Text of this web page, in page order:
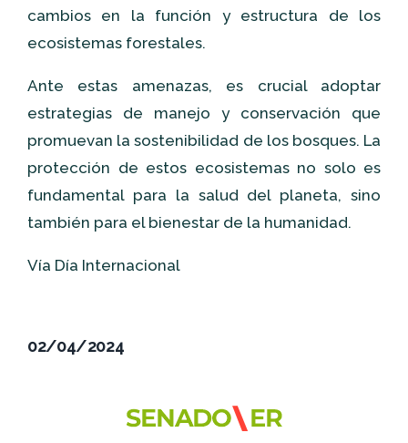
cambios en la función y estructura de los
ecosistemas forestales.
Ante estas amenazas, es crucial adoptar
estrategias de manejo y conservación que
promuevan la sostenibilidad de los bosques. La
protección de estos ecosistemas no solo es
fundamental para la salud del planeta, sino
también para el bienestar de la humanidad.
Vía Día Internacional
02/04/2024